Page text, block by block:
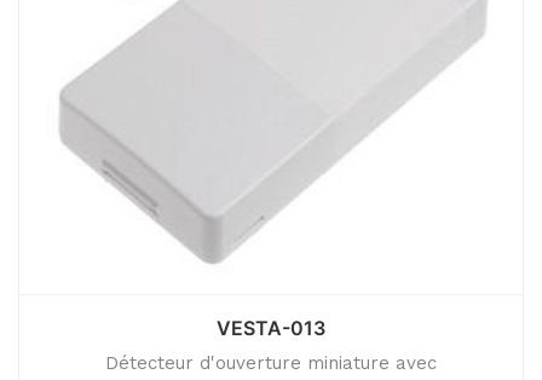
VESTA-013
Détecteur d'ouverture miniature avec